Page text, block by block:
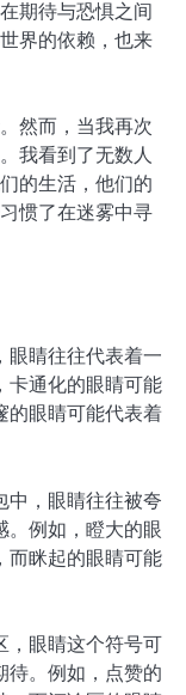
期待与恐惧之间
界的依赖，也来
然而，当我再次
我看到了无数人
的生活，他们的
惯了在迷雾中寻
眼睛往往代表着一
卡通化的眼睛可能
的眼睛可能代表着
中，眼睛往往被夸
。例如，瞪大的眼
而眯起的眼睛可能
，眼睛这个符号可
待。例如，点赞的